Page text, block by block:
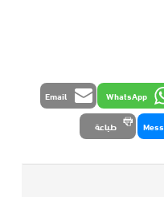
WhatsApp
Email
طباعة